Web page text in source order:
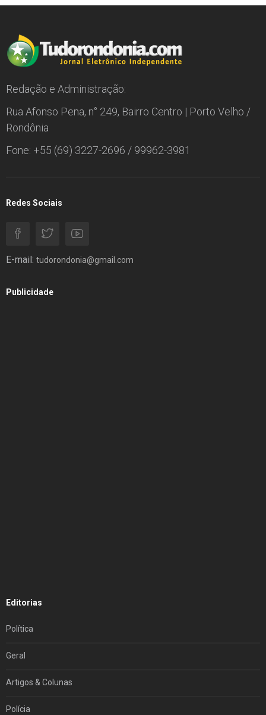
Redação e Administração:
Rua Afonso Pena, n° 249, Bairro Centro | Porto Velho /
Rondônia
Fone: +55 (69) 3227-2696 / 99962-3981
Redes Sociais
E-mail: tudorondonia@gmail.com
Publicidade
Editorias
Política
Geral
Artigos & Colunas
Polícia